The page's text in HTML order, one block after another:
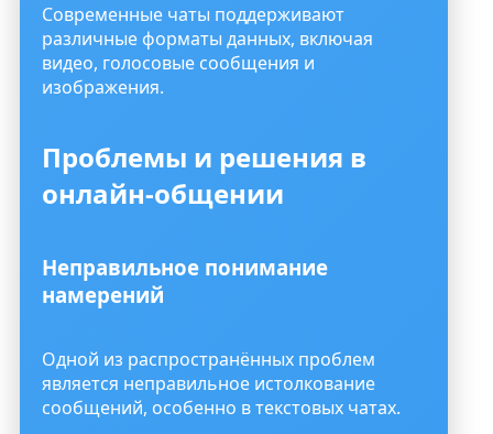
Современные чаты поддерживают
различные форматы данных, включая
видео, голосовые сообщения и
изображения.
Проблемы и решения в
онлайн-общении
Неправильное понимание
намерений
Одной из распространённых проблем
является неправильное истолкование
сообщений, особенно в текстовых чатах.